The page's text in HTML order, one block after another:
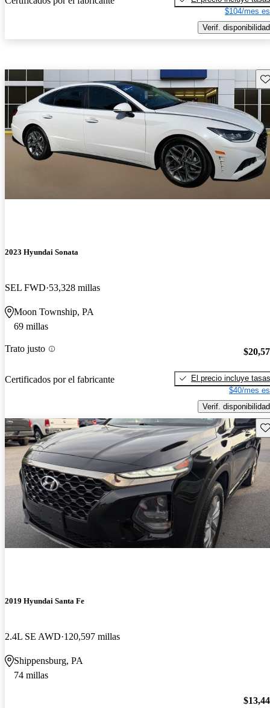
$104/mes
Verif. disponibilidad
2023 Hyundai Sonata
SEL FWD 53,328 millas
Moon Township, PA
69 millas
Trato justo
Certificados por el fabricante
El precio incluye tasas
$40/mes
Verif. disponibilidad
2019 Hyundai Santa Fe
2.4L SE AWD 120,597 millas
Shippensburg, PA
74 millas